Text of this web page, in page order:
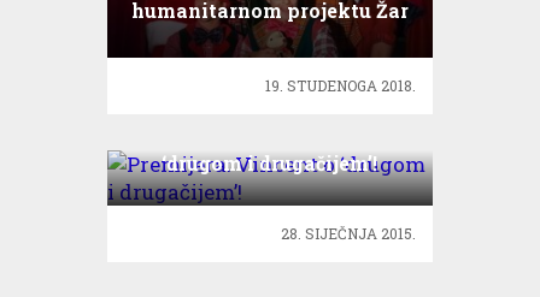
humanitarnom projektu Žar
ptice
19. STUDENOGA 2018.
‘drugom i drugačijem’!
28. SIJEČNJA 2015.